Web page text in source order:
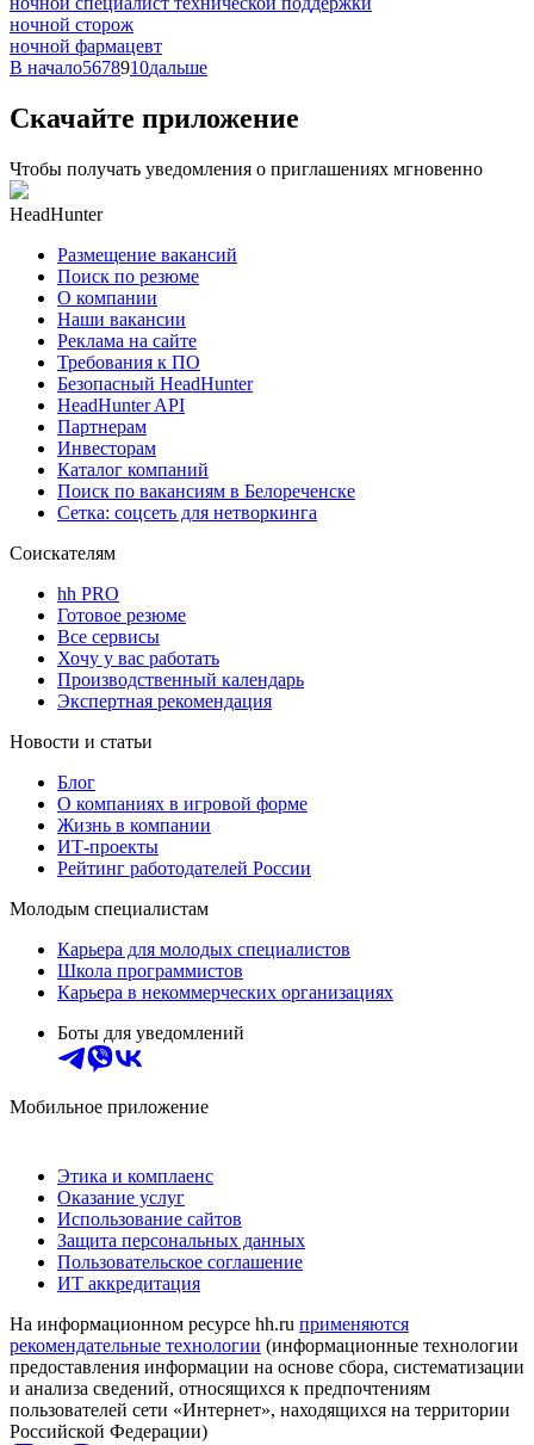
ночной сторож
ночной фармацевт
В начало5678910дальше
Скачайте приложение
Чтобы получать уведомления о приглашениях мгновенно
HeadHunter
Размещение вакансий
Поиск по резюме
О компании
Наши вакансии
Реклама на сайте
Требования к ПО
Безопасный HeadHunter
HeadHunter API
Партнерам
Инвесторам
Каталог компаний
Поиск по вакансиям в Белореченске
Сетка: соцсеть для нетворкинга
Соискателям
hh PRO
Готовое резюме
Все сервисы
Хочу у вас работать
Производственный календарь
Экспертная рекомендация
Новости и статьи
Блог
О компаниях в игровой форме
Жизнь в компании
ИТ-проекты
Рейтинг работодателей России
Молодым специалистам
Карьера для молодых специалистов
Школа программистов
Карьера в некоммерческих организациях
Боты для уведомлений
Мобильное приложение
Этика и комплаенс
Оказание услуг
Использование сайтов
Защита персональных данных
Пользовательское соглашение
ИТ аккредитация
На информационном ресурсе hh.ru применяются
рекомендательные технологии (информационные технологии
предоставления информации на основе сбора, систематизации
и анализа сведений, относящихся к предпочтениям
пользователей сети «Интернет», находящихся на территории
Российской Федерации)